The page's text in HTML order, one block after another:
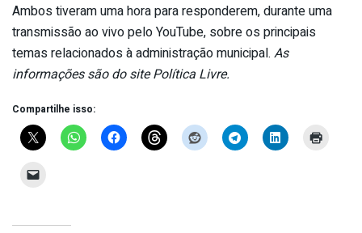
Ambos tiveram uma hora para responderem, durante uma
transmissão ao vivo pelo YouTube, sobre os principais
temas relacionados à administração municipal. As
informações são do site Política Livre.
Compartilhe isso: